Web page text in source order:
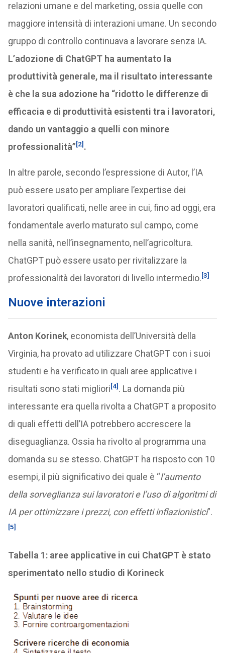
relazioni umane e del marketing, ossia quelle con
maggiore intensità di interazioni umane. Un secondo
gruppo di controllo continuava a lavorare senza IA.
L’adozione di ChatGPT ha aumentato la
produttività generale, ma il risultato interessante
è che la sua adozione ha “ridotto le differenze di
efficacia e di produttività esistenti tra i lavoratori,
dando un vantaggio a quelli con minore
professionalità”[2] .
In altre parole, secondo l’espressione di Autor, l’IA
può essere usato per ampliare l’expertise dei
lavoratori qualificati, nelle aree in cui, fino ad oggi, era
fondamentale averlo maturato sul campo, come
nella sanità, nell’insegnamento, nell’agricoltura.
ChatGPT può essere usato per rivitalizzare la
professionalità dei lavoratori di livello intermedio.[3]
Nuove interazioni
Anton Korinek, economista dell’Università della
Virginia, ha provato ad utilizzare ChatGPT con i suoi
studenti e ha verificato in quali aree applicative i
risultati sono stati migliori[4] . La domanda più
interessante era quella rivolta a ChatGPT a proposito
di quali effetti dell’IA potrebbero accrescere la
diseguaglianza. Ossia ha rivolto al programma una
domanda su se stesso. ChatGPT ha risposto con 10
esempi, il più significativo dei quale è “l’aumento
della sorveglianza sui lavoratori e l’uso di algoritmi di
IA per ottimizzare i prezzi, con effetti inflazionistici”.
[5]
Tabella 1: aree applicative in cui ChatGPT è stato
sperimentato nello studio di Korineck